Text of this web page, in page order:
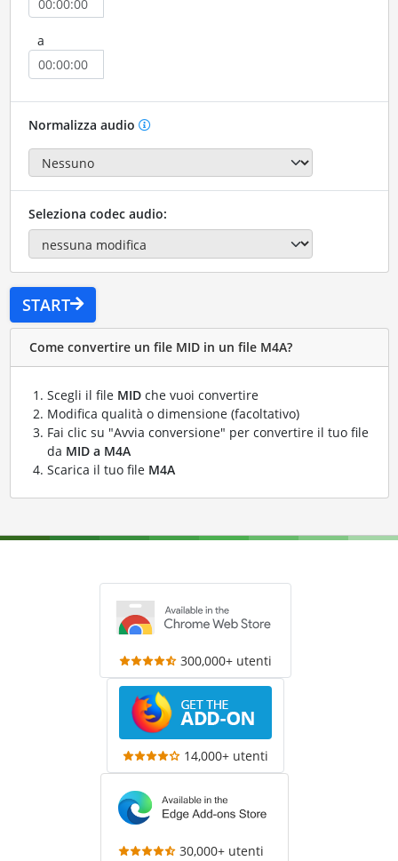
a
Normalizza audio
Seleziona codec audio:
START
Come convertire un file MID in un file M4A?
Scegli il file MIDche vuoi convertire
Modifica qualità o dimensione (facoltativo)
Fai clic su "Avvia conversione" per convertire il tuo file
da MID a M4A
Scarica il tuo file M4A
300,000+ utenti
14,000+ utenti
30,000+ utenti